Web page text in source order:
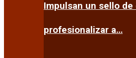
Impulsan un sello de
profesionalizar a…